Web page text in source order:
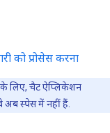
को प्रोसेस करना
लिए, चैट ऐप्लिकेशन
स्पेस में नहीं हैं.